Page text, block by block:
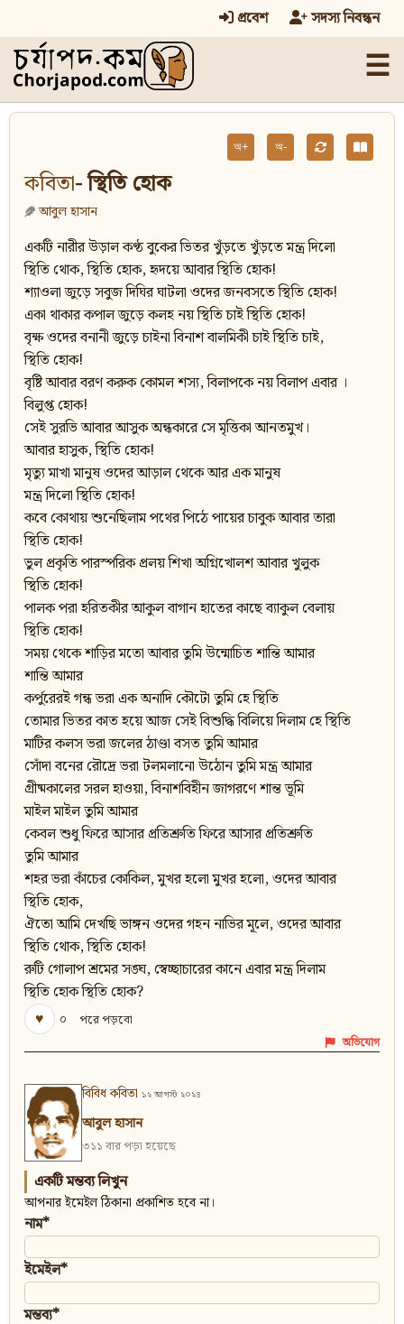
প্রবেশ সদস্য নিবন্ধন
☰
অ+ অ-
কবিতা- স্থিতি হোক
আবুল হাসান
একটি নারীর উড়াল কণ্ঠ বুকের ভিতর খুঁড়তে খুঁড়তে মন্ত্র দিলো
স্থিতি থোক, স্থিতি হোক, হৃদয়ে আবার স্থিতি হোক!
শ্যাওলা জুড়ে সবুজ দিঘির ঘাটলা ওদের জনবসতে স্থিতি হোক!
একা থাকার কপাল জুড়ে কলহ নয় স্থিতি চাই স্থিতি হোক!
বৃক্ষ ওদের বনানী জুড়ে চাইনা বিনাশ বালমিকী চাই স্থিতি চাই,
স্থিতি হোক!
বৃষ্টি আবার বরণ করুক কোমল শস্য, বিলাপকে নয় বিলাপ এবার ।
বিলুপ্ত হোক!
সেই সুরভি আবার আসুক অন্ধকারে সে মৃত্তিকা আনতমুখ।
আবার হাসুক, স্থিতি হোক!
মৃত্যু মাখা মানুষ ওদের আড়াল থেকে আর এক মানুষ
মন্ত্র দিলো স্থিতি হোক!
কবে কোথায় শুনেছিলাম পথের পিঠে পায়ের চাবুক আবার তারা
স্থিতি হোক!
ভুল প্রকৃতি পারস্পরিক প্রলয় শিখা অগ্নিখোলশ আবার খুলুক
স্থিতি হোক!
পালক পরা হরিতকীর আকুল বাগান হাতের কাছে ব্যাকুল বেলায়
স্থিতি হোক!
সময় থেকে শাড়ির মতো আবার তুমি উন্মোচিত শান্তি আমার
শান্তি আমার
কর্পুরেরই গন্ধ ভরা এক অনাদি কৌটো তুমি হে স্থিতি
তোমার ভিতর কাত হয়ে আজ সেই বিশুদ্ধি বিলিয়ে দিলাম হে স্থিতি
মাটির কলস ভরা জলের ঠাণ্ডা বসত তুমি আমার
সোঁদা বনের রৌদ্রে ভরা টলমলানো উঠোন তুমি মন্ত্র আমার
গ্রীষ্মকালের সরল হাওয়া, বিনাশবিহীন জাগরণে শান্ত ভূমি
মাইল মাইল তুমি আমার
কেবল শুধু ফিরে আসার প্রতিশ্রুতি ফিরে আসার প্রতিশ্রুতি
তুমি আমার
শহর ভরা কাঁচের কোকিল, মুখর হলো মুখর হলো, ওদের আবার
স্থিতি হোক,
ঐতো আমি দেখছি ভাঙ্গন ওদের গহন নাভির মূলে, ওদের আবার
স্থিতি থোক, স্থিতি হোক!
রুটি গোলাপ শ্রমের সঙ্ঘ, স্বেচ্ছাচারের কানে এবার মন্ত্র দিলাম
স্থিতি হোক স্থিতি হোক?
♥
০ পরে পড়বো
অভিযোগ
বিবিধ কবিতা ১২ আগস্ট ২০২৪
আবুল হাসান
৩১১ বার পড়া হয়েছে
একটি মন্তব্য লিখুন
আপনার ইমেইল ঠিকানা প্রকাশিত হবে না।
নাম*
ইমেইল*
মন্তব্য*